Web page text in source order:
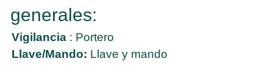
generales:
Vigilancia : Portero
Llave/Mando: Llave y mando